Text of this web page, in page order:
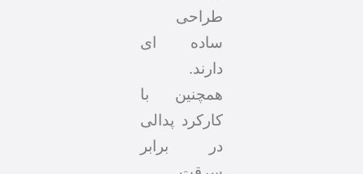
طراحی
ساده ای
دارند.
همچنین با
کارکرد پدالی
در برابر